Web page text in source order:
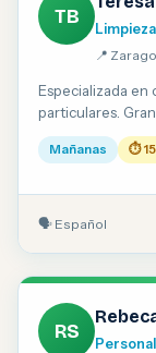
TB
📍
Especializada
particulares.
Mañanas ⏱
🗣 Español
RS